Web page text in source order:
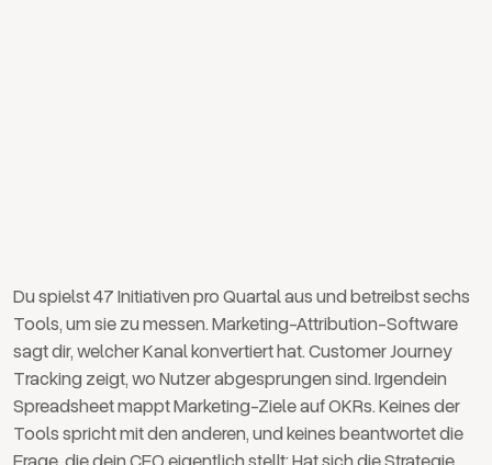
Du spielst 47 Initiativen pro Quartal aus und betreibst sechs
Tools, um sie zu messen. Marketing-Attribution-Software
sagt dir, welcher Kanal konvertiert hat. Customer Journey
Tracking zeigt, wo Nutzer abgesprungen sind. Irgendein
Spreadsheet mappt Marketing-Ziele auf OKRs. Keines der
Tools spricht mit den anderen, und keines beantwortet die